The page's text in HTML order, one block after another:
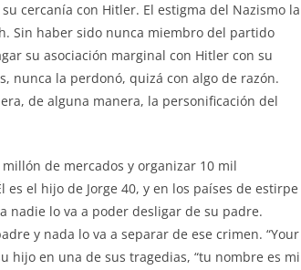
cercanía con Hitler. El estigma del Nazismo la
Sin haber sido nunca miembro del partido
su asociación marginal con Hitler con su
nunca la perdonó, quizá con algo de razón.
de alguna manera, la personificación del
de mercados y organizar 10 mil
el hijo de Jorge 40, y en los países de estirpe
nadie lo va a poder desligar de su padre.
y nada lo va a separar de ese crimen. “Your
hijo en una de sus tragedias, “tu nombre es mi